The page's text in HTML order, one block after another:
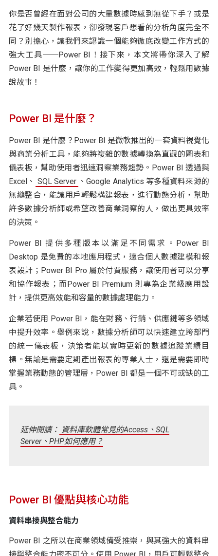
你是否曾經在面對公司的大量數據時感到無從下手？或是
花了好幾天製作報表，卻發現客戶想看的分析角度完全不
同？別擔心，讓我們來認識一個能夠徹底改變工作方式的
強大工具──Power BI！接下來，本文將帶你深入了解
Power BI 是什麼，讓你的工作變得更加高效，輕鬆用數據
說故事！
Power BI 是什麼？
Power BI 是什麼？Power BI 是微軟推出的一套資料視覺化
與商業分析工具，能夠將複雜的數據轉換為直觀的圖表和
儀表板，幫助使用者迅速洞察業務趨勢。Power BI 透過與
Excel、 SQL Server 、Google Analytics 等多種資料來源的
無縫整合，能讓用戶輕鬆構建報表，進行動態分析，幫助
許多數據分析師或希望改善商業洞察的人，做出更具效率
的決策。
Power BI 提供多種版本以滿足不同需求。Power BI
Desktop 是免費的本地應用程式，適合個人數據建模和報
表設計；Power BI Pro 屬於付費服務，讓使用者可以分享
和協作報表；而Power BI Premium 則專為企業級應用設
計，提供更高效能和容量的數據處理能力。
企業若使用 Power BI，能在財務、行銷、供應鏈等多領域
中提升效率。舉例來說，數據分析師可以快速建立跨部門
的統一儀表板，決策者能以實時更新的數據追蹤業績目
標。無論是需要定期產出報表的專業人士，還是需要即時
掌握業務動態的管理層，Power BI 都是一個不可或缺的工
具。
延伸閱讀： 資料庫軟體常見的Access、SQL
Server、PHP如何應用？
Power BI 優點與核心功能
資料串接與整合能力
Power BI 之所以在商業領域備受推崇，與其強大的資料串